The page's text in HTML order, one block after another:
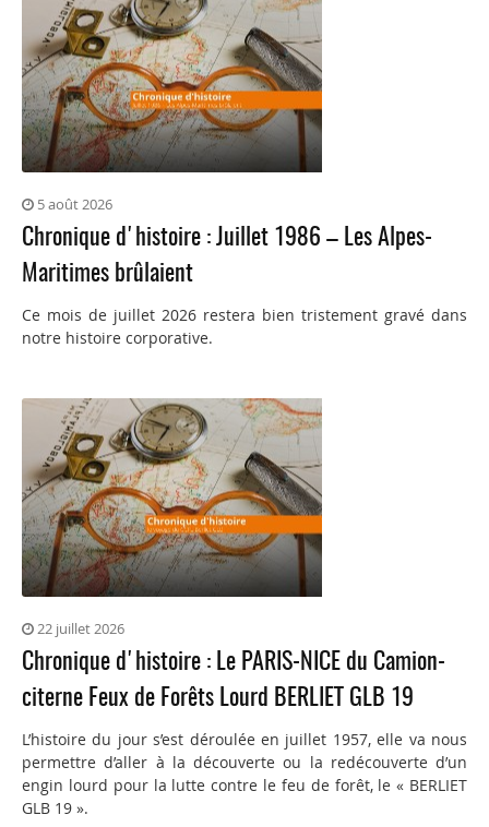
5 août 2026
Chronique d'histoire : Juillet 1986 – Les Alpes-
Maritimes brûlaient
Ce mois de juillet 2026 restera bien tristement gravé dans
notre histoire corporative.
22 juillet 2026
Chronique d'histoire : Le PARIS-NICE du Camion-
citerne Feux de Forêts Lourd BERLIET GLB 19
L’histoire du jour s’est déroulée en juillet 1957, elle va nous
permettre d’aller à la découverte ou la redécouverte d’un
engin lourd pour la lutte contre le feu de forêt, le « BERLIET
GLB 19 ».